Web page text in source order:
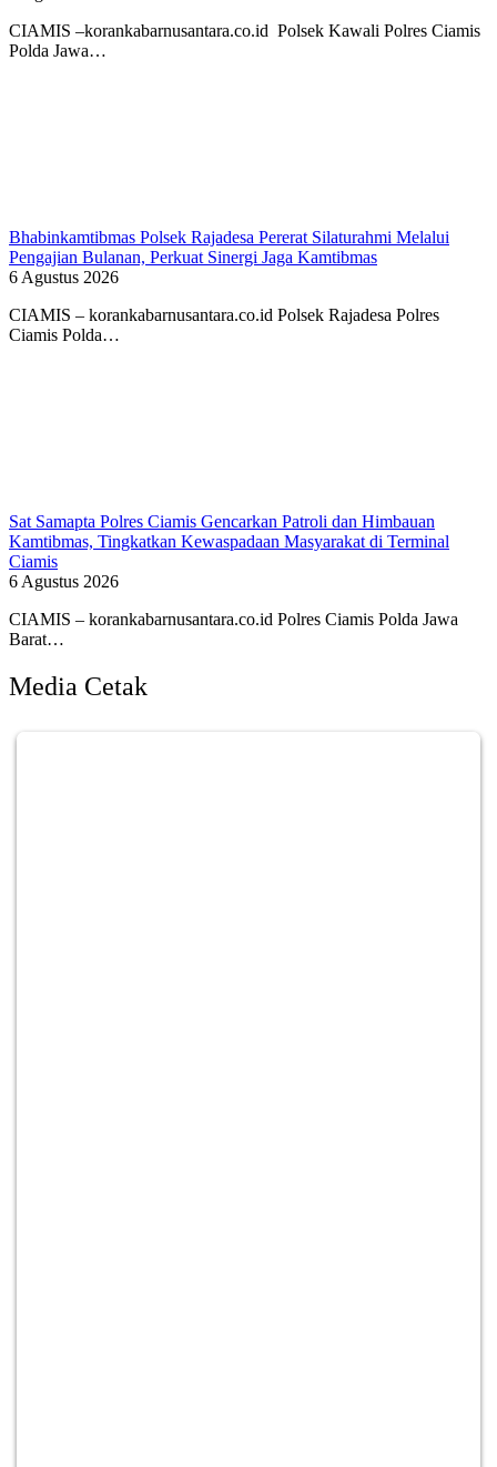
CIAMIS –korankabarnusantara.co.id Polsek Kawali Polres Ciamis
Polda Jawa…
Bhabinkamtibmas Polsek Rajadesa Pererat Silaturahmi Melalui
Pengajian Bulanan, Perkuat Sinergi Jaga Kamtibmas
6 Agustus 2026
CIAMIS – korankabarnusantara.co.id Polsek Rajadesa Polres
Ciamis Polda…
Sat Samapta Polres Ciamis Gencarkan Patroli dan Himbauan
Kamtibmas, Tingkatkan Kewaspadaan Masyarakat di Terminal
Ciamis
6 Agustus 2026
CIAMIS – korankabarnusantara.co.id Polres Ciamis Polda Jawa
Barat…
Media Cetak